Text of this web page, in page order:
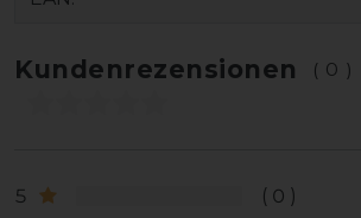
Kundenrezensionen (0)
5
0